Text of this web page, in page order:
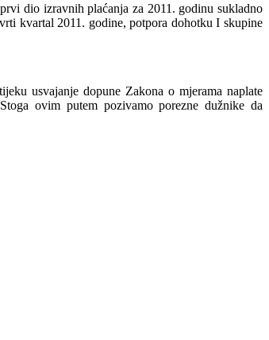
dio izravnih plaćanja za 2011. godinu sukladno
kvartal 2011. godine, potpora dohotku I skupine
usvajanje dopune Zakona o mjerama naplate
ovim putem pozivamo porezne dužnike da